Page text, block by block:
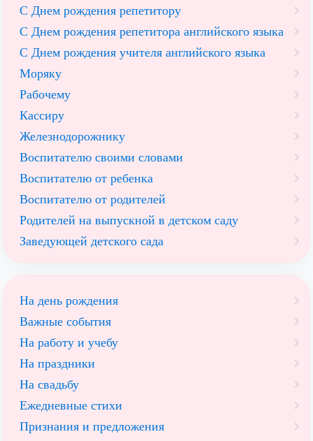
С Днем рождения репетитору
С Днем рождения репетитора английского языка
С Днем рождения учителя английского языка
Моряку
Рабочему
Кассиру
Железнодорожнику
Воспитателю своими словами
Воспитателю от ребенка
Воспитателю от родителей
Родителей на выпускной в детском саду
Заведующей детского сада
На день рождения
Важные события
На работу и учебу
На праздники
На свадьбу
Ежедневные стихи
Признания и предложения